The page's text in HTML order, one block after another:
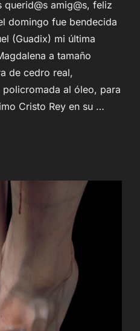
querid@s amig@s, feliz
domingo fue bendecida
(Guadix) mi última
a tamaño
de cedro real,
al óleo, para
Cristo Rey en su …